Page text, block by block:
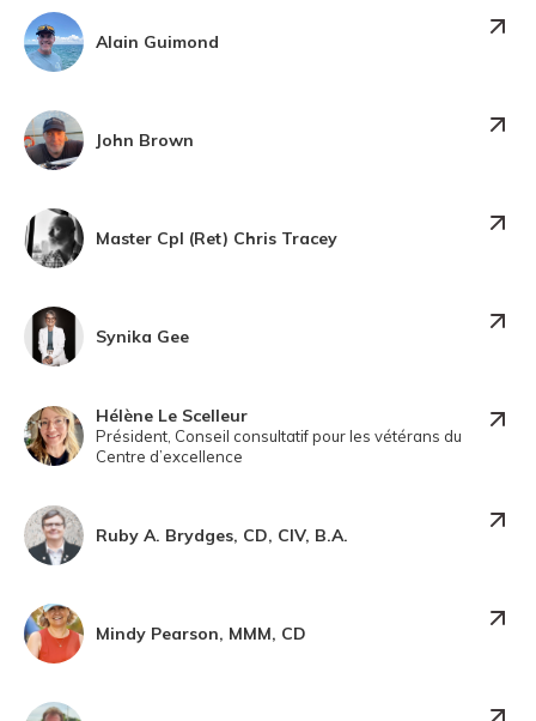
Alain Guimond
John Brown
Master Cpl (Ret) Chris Tracey
Synika Gee
Hélène Le Scelleur
Président, Conseil consultatif pour les vétérans du
Centre d’excellence
Ruby A. Brydges, CD, CIV, B.A.
Mindy Pearson, MMM, CD